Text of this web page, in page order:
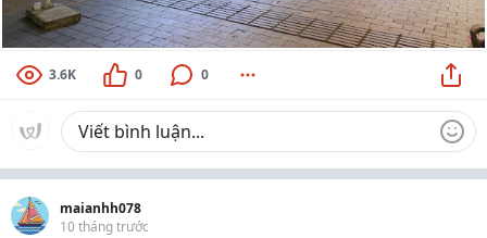
3.6K 0 0
maianhh078
10 tháng trước